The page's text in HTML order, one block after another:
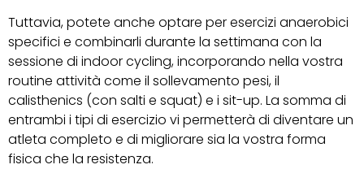
Tuttavia, potete anche optare per esercizi anaerobici
specifici e combinarli durante la settimana con la
sessione di indoor cycling, incorporando nella vostra
routine attività come il sollevamento pesi, il
calisthenics (con salti e squat) e i sit-up. La somma di
entrambi i tipi di esercizio vi permetterà di diventare un
atleta completo e di migliorare sia la vostra forma
fisica che la resistenza.